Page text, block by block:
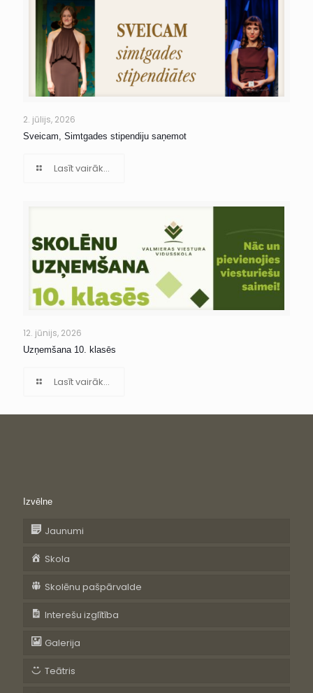
2. jūlijs, 2026
Sveicam, Simtgades stipendiju saņemot
Lasīt vairāk...
12. jūnijs, 2026
Uzņemšana 10. klasēs
Lasīt vairāk...
Izvēlne
Jaunumi
Skola
Skolēnu pašpārvalde
Interešu izglītība
Galerija
Teātris